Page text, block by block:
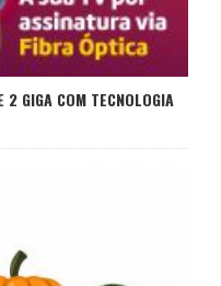
2 GIGA COM TECNOLOGIA